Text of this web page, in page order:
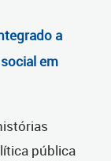
a
em
pública